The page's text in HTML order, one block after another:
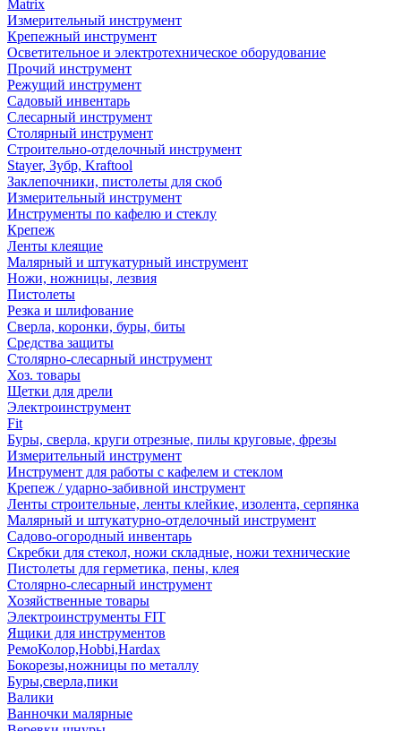
Matrix
Измерительный инструмент
Крепежный инструмент
Осветительное и электротехническое оборудование
Прочий инструмент
Режущий инструмент
Садовый инвентарь
Слесарный инструмент
Столярный инструмент
Строительно-отделочный инструмент
Stayer, Зубр, Kraftool
Заклепочники, пистолеты для скоб
Измерительный инструмент
Инструменты по кафелю и стеклу
Крепеж
Ленты клеящие
Малярный и штукатурный инструмент
Ножи, ножницы, лезвия
Пистолеты
Резка и шлифование
Сверла, коронки, буры, биты
Средства защиты
Столярно-слесарный инструмент
Хоз. товары
Щетки для дрели
Электроинструмент
Fit
Буры, сверла, круги отрезные, пилы круговые, фрезы
Измерительный инструмент
Инструмент для работы с кафелем и стеклом
Крепеж / ударно-забивной инструмент
Ленты строительные, ленты клейкие, изолента, серпянка
Малярный и штукатурно-отделочный инструмент
Садово-огородный инвентарь
Скребки для стекол, ножи складные, ножи технические
Пистолеты для герметика, пены, клея
Столярно-слесарный инструмент
Хозяйственные товары
Электроинструменты FIT
Ящики для инструментов
РемоКолор,Hobbi,Hardax
Бокорезы,ножницы по металлу
Буры,сверла,пики
Валики
Ванночки малярные